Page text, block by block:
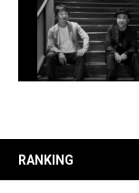
RANKING